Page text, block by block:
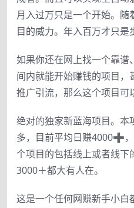
月入过万只是一个开始。
目的威力。年入百万才只是
如果你还在网上找一个靠
间内就能开始赚钱的项目
推广引流，那么这个项目可
绝对的独家新蓝海项目。
多，目前平均日赚4000➕
个项目的包括线上或者线下
3000＋都大有人在。
这是一个任何网赚新手小